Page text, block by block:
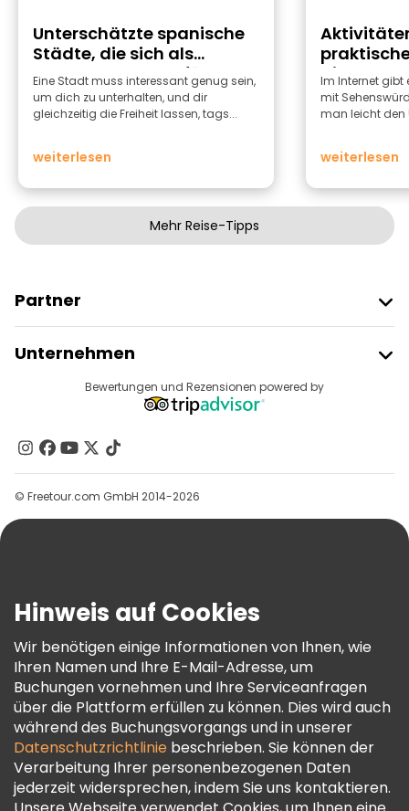
Unterschätzte spanische
Städte, die sich als
Ausgangspunkte für
Reisen eignen
Eine Stadt muss interessant genug sein,
um dich zu unterhalten, und dir
gleichzeitig die Freiheit lassen, tags...
weiterlesen
die Stadt
Im Internet gibt
mit
man leicht den
weiterlesen
Mehr Reise-Tipps
Partner
Anbieter-Anmeldung
Affiliate-Programm
Unternehmen
Reiseziele
Kontakt
Gruppen
Hilfe
AGB Und Rechtliches
Cookie-Richtlinie
Freetour Auszeichnungen
Treueprogramm
Bewertungen und Rezensionen powered by
© Freetour.com GmbH 2014-2026
Hinweis auf Cookies
Wir benötigen einige Informationen von Ihnen, wie
Ihren Namen und Ihre E-Mail-Adresse, um
Buchungen vornehmen und Ihre Serviceanfragen
über die Plattform erfüllen zu können. Dies wird auch
während des Buchungsvorgangs und in unserer
Datenschutzrichtlinie beschrieben. Sie können der
Verarbeitung Ihrer personenbezogenen Daten
jederzeit widersprechen, indem Sie uns kontaktieren.